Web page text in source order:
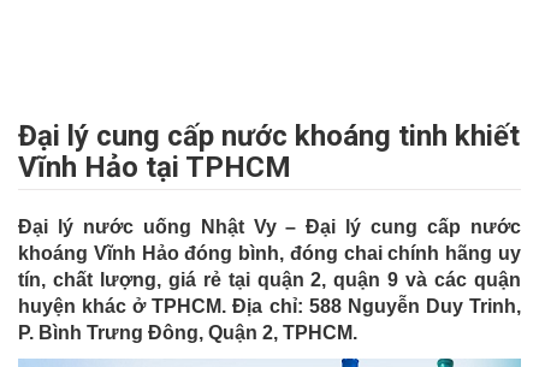
Đại lý cung cấp nước khoáng tinh khiết
Vĩnh Hảo tại TPHCM
Đại lý nước uống Nhật Vy – Đại lý cung cấp nước
khoáng Vĩnh Hảo đóng bình, đóng chai chính hãng uy
tín, chất lượng, giá rẻ tại quận 2, quận 9 và các quận
huyện khác ở TPHCM. Địa chỉ: 588 Nguyễn Duy Trinh,
P. Bình Trưng Đông, Quận 2, TPHCM.